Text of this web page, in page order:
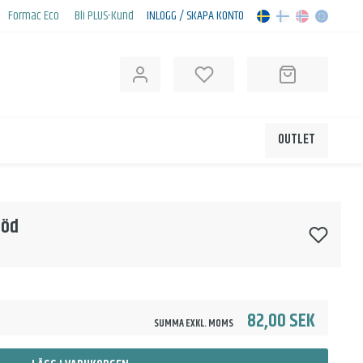
Formac Eco Bli PLUS-Kund INLOGG / SKAPA KONTO
OUTLET
SUMMA EXKL. MOMS 82,00 SEK